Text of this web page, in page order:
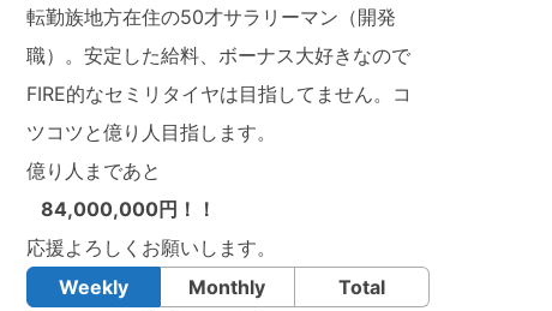
転勤族地方在住の50才サラリーマン（開発
職）。安定した給料、ボーナス大好きなので
FIRE的なセミリタイヤは目指してません。コ
ツコツと億り人目指します。
億り人まであと
84,000,000円！！
応援よろしくお願いします。
Weekly
Monthly
Total